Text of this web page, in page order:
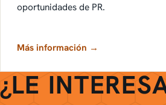
oportunidades de PR.
Más información →
¿LE